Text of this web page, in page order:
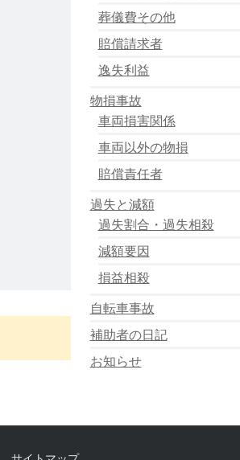
葬儀費その他
賠償請求者
逸失利益
物損事故
車両損害関係
車両以外の物損
賠償責任者
過失と減額
過失割合・過失相殺
減額要因
損益相殺
自転車事故
補助者の日記
お知らせ